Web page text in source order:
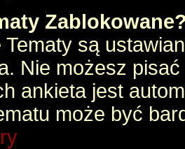
Tematy są
Nie możesz
ankieta jest
może być